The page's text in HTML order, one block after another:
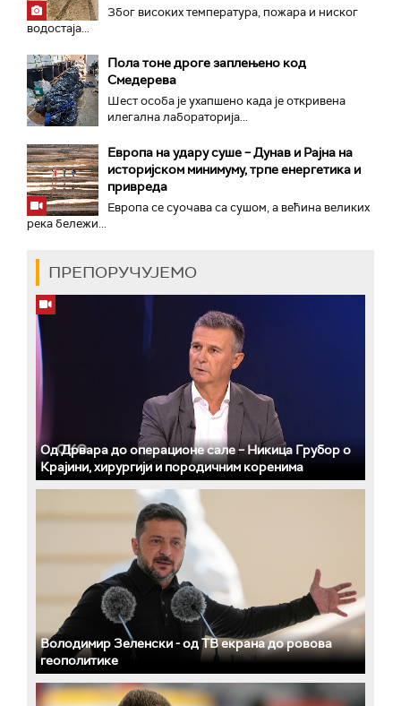
Због високих температура, пожара и ниског
водостаја...
Пола тоне дроге заплењено код
Смедерева
Шест особа је ухапшено када је откривена
илегална лабораторија...
Европа на удару суше – Дунав и Рајна на
историјском минимуму, трпе енергетика и
привреда
Европа се суочава са сушом, а већина великих
река бележи...
ПРЕПОРУЧУЈЕМО
Од Дрвара до операционе сале – Никица Грубор о
Крајини, хирургији и породичним коренима
Володимир Зеленски - од ТВ екрана до ровова
геополитике